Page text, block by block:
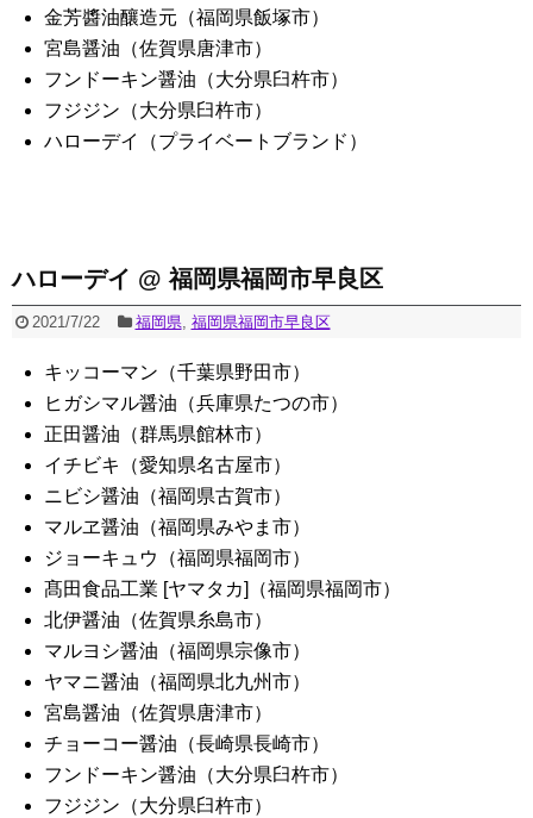
金芳醬油釀造元（福岡県飯塚市）
宮島醤油（佐賀県唐津市）
フンドーキン醤油（大分県臼杵市）
フジジン（大分県臼杵市）
ハローデイ（プライベートブランド）
ハローデイ @ 福岡県福岡市早良区
2021/7/22 福岡県, 福岡県福岡市早良区
キッコーマン（千葉県野田市）
ヒガシマル醤油（兵庫県たつの市）
正田醤油（群馬県館林市）
イチビキ（愛知県名古屋市）
ニビシ醤油（福岡県古賀市）
マルヱ醤油（福岡県みやま市）
ジョーキュウ（福岡県福岡市）
髙田食品工業 [ヤマタカ]（福岡県福岡市）
北伊醤油（佐賀県糸島市）
マルヨシ醤油（福岡県宗像市）
ヤマニ醤油（福岡県北九州市）
宮島醤油（佐賀県唐津市）
チョーコー醤油（長崎県長崎市）
フンドーキン醤油（大分県臼杵市）
フジジン（大分県臼杵市）